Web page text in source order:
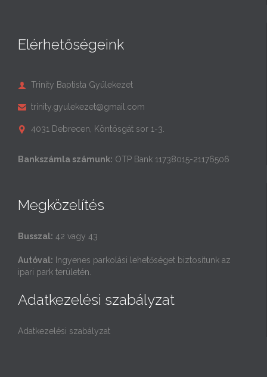
Elérhetőségeink
 Trinity Baptista Gyülekezet
 trinity.gyulekezet@gmail.com
 4031 Debrecen, Köntösgát sor 1-3.
Bankszámla számunk: OTP Bank 11738015-21176506
Megközelítés
Busszal: 42 vagy 43
Autóval: Ingyenes parkolási lehetőséget biztosítunk az
ipari park területén.
Adatkezelési szabályzat
Adatkezelési szabályzat